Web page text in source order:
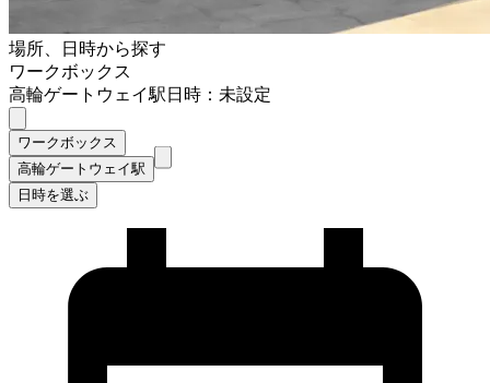
場所、日時から探す
ワークボックス
高輪ゲートウェイ駅日時：未設定
ワークボックス
高輪ゲートウェイ駅
日時を選ぶ